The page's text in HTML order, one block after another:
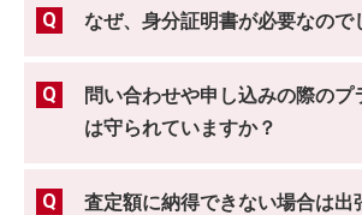
なぜ、身分証明書が必要なので
問い合わせや申し込みの際のプ
は守られていますか？
査定額に納得できない場合は出